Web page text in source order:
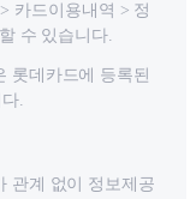
카드이용내역 > 정
수 있습니다.
롯데카드에 등록된
.
관계 없이 정보제공